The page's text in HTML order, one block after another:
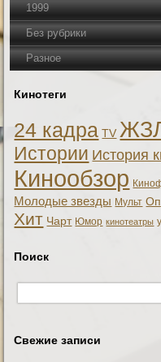
1999
Без рубрики
Разное
Кинотеги
24 кадра TV
Истории История
Кинообзор
Молодые звезды Мульт
Хит Чарт Юмор кинотеатры
Поиск
Свежие записи